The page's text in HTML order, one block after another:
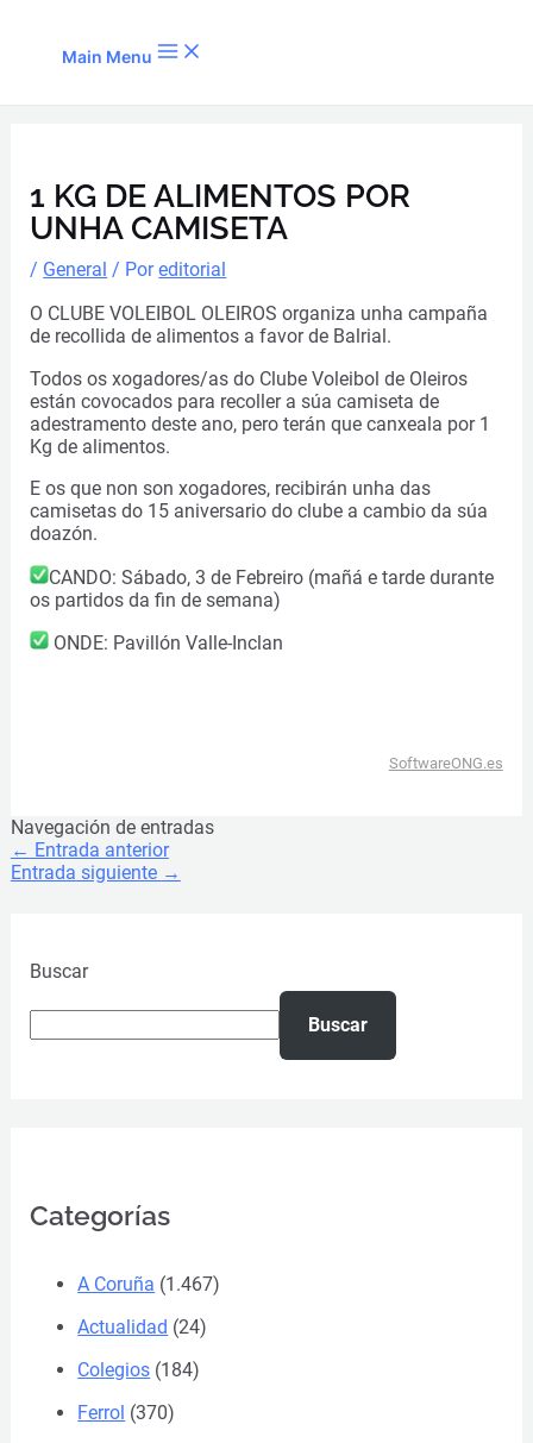
Main Menu
1 KG DE ALIMENTOS POR
UNHA CAMISETA
/ General / Poreditorial
O CLUBE VOLEIBOL OLEIROS organiza unha campaña
de recollida de alimentos a favor de Balrial.
Todos os xogadores/as do Clube Voleibol de Oleiros
están covocados para recoller a súa camiseta de
adestramento deste ano, pero terán que canxeala por 1
Kg de alimentos.
E os que non son xogadores, recibirán unha das
camisetas do 15 aniversario do clube a cambio da súa
doazón.
CANDO: Sábado, 3 de Febreiro (mañá e tarde durante
os partidos da fin de semana)
ONDE: Pavillón Valle-Inclan
SoftwareONG.es
Navegación de entradas
← Entrada anterior
Entrada siguiente →
Buscar
Buscar
Categorías
A Coruña (1.467)
Actualidad (24)
Colegios (184)
Ferrol (370)